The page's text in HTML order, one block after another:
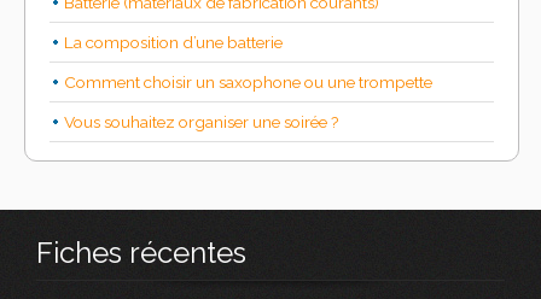
La composition d’une batterie
Comment choisir un saxophone ou une trompette
Vous souhaitez organiser une soirée ?
Fiches récentes